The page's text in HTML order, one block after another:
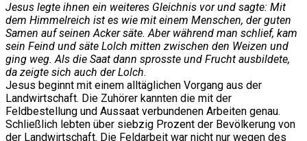
Jesus legte ihnen ein weiteres Gleichnis vor und sagte: Mit
dem Himmelreich ist es wie mit einem Menschen, der guten
Samen auf seinen Acker säte. Aber während man schlief, kam
sein Feind und säte Lolch mitten zwischen den Weizen und
ging weg. Als die Saat dann sprosste und Frucht ausbildete,
da zeigte sich auch der Lolch.
Jesus beginnt mit einem alltäglichen Vorgang aus der
Landwirtschaft. Die Zuhörer kannten die mit der
Feldbestellung und Aussaat verbundenen Arbeiten genau.
Schließlich lebten über siebzig Prozent der Bevölkerung von
der Landwirtschaft. Die Feldarbeit war nicht nur wegen des